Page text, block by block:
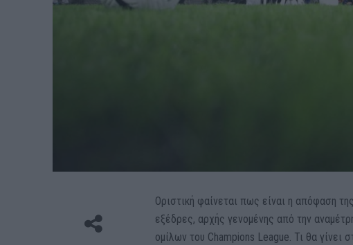
Οριστική φαίνεται πως είναι η απόφαση
εξέδρες, αρχής γενομένης από την
ομίλων του Champions League. Τι θα γίνει